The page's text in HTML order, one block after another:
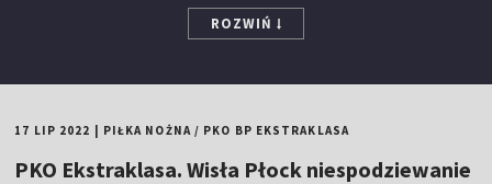
ROZWIŃ
17 LIP 2022 PIŁKA NOŻNA/ PKO BP EKSTRAKLASA
PKO Ekstraklasa. Wisła Płock niespodziewanie